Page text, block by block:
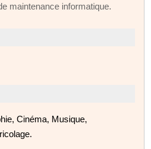
maintenance informatique.
Cinéma, Musique,